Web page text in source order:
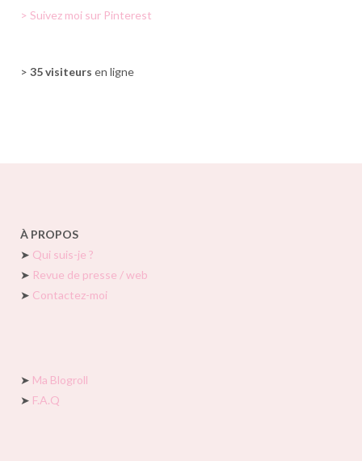
> Suivez moi sur Pinterest
> 35 visiteurs en ligne
À PROPOS
➤ Qui suis-je ?
➤ Revue de presse / web
➤ Contactez-moi
➤ Ma Blogroll
➤ F.A.Q